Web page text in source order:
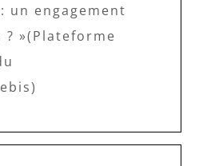
un engagement
»(Plateforme